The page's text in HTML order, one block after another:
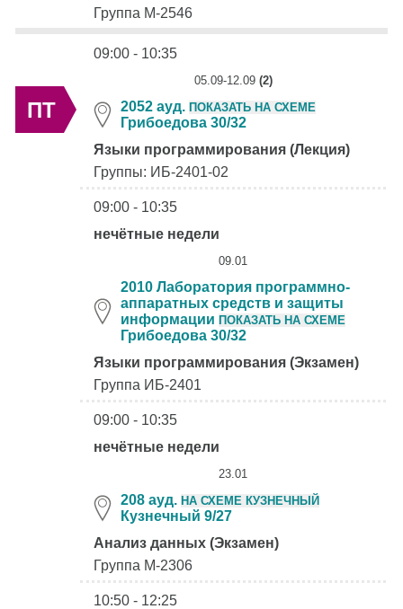
Группа М-2546
ПТ
09:00 - 10:35
05.09-12.09 (2)
2052 ауд. ПОКАЗАТЬ НА СХЕМЕ
Грибоедова 30/32
Языки программирования (Лекция)
Группы: ИБ-2401-02
09:00 - 10:35
нечётные недели
09.01
2010 Лаборатория программно-
аппаратных средств и защиты
информации ПОКАЗАТЬ НА СХЕМЕ
Грибоедова 30/32
Языки программирования (Экзамен)
Группа ИБ-2401
09:00 - 10:35
нечётные недели
23.01
208 ауд. НА СХЕМЕ КУЗНЕЧНЫЙ
Кузнечный 9/27
Анализ данных (Экзамен)
Группа М-2306
10:50 - 12:25